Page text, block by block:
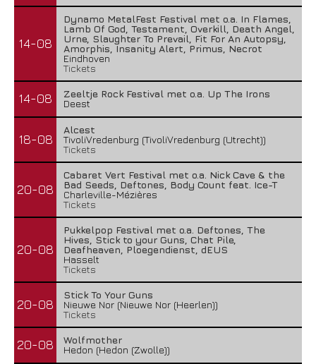
14-08
Dynamo MetalFest Festival met o.a. In Flames,
Lamb Of God, Testament, Overkill, Death Angel,
Urne, Slaughter To Prevail, Fit For An Autopsy,
Amorphis, Insanity Alert, Primus, Necrot
Eindhoven
Tickets
14-08
Zeeltje Rock Festival met o.a. Up The Irons
Deest
18-08
Alcest
TivoliVredenburg (TivoliVredenburg (Utrecht))
Tickets
20-08
Cabaret Vert Festival met o.a. Nick Cave & the
Bad Seeds, Deftones, Body Count feat. Ice-T
Charleville-Mézières
Tickets
20-08
Pukkelpop Festival met o.a. Deftones, The
Hives, Stick to your Guns, Chat Pile,
Deafheaven, Ploegendienst, dEUS
Hasselt
Tickets
20-08
Stick To Your Guns
Nieuwe Nor (Nieuwe Nor (Heerlen))
Tickets
20-08
Wolfmother
Hedon (Hedon (Zwolle))